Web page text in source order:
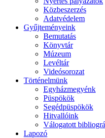
Közbeszerzés
Adatvédelem
Gyűjteményeink
Bemutatás
Könyvtár
Múzeum
Levéltár
Videósorozat
Történelmünk
Egyházmegyénk
Püspökök
Segédpüspökök
Hitvallóink
Válogatott
Lapozó